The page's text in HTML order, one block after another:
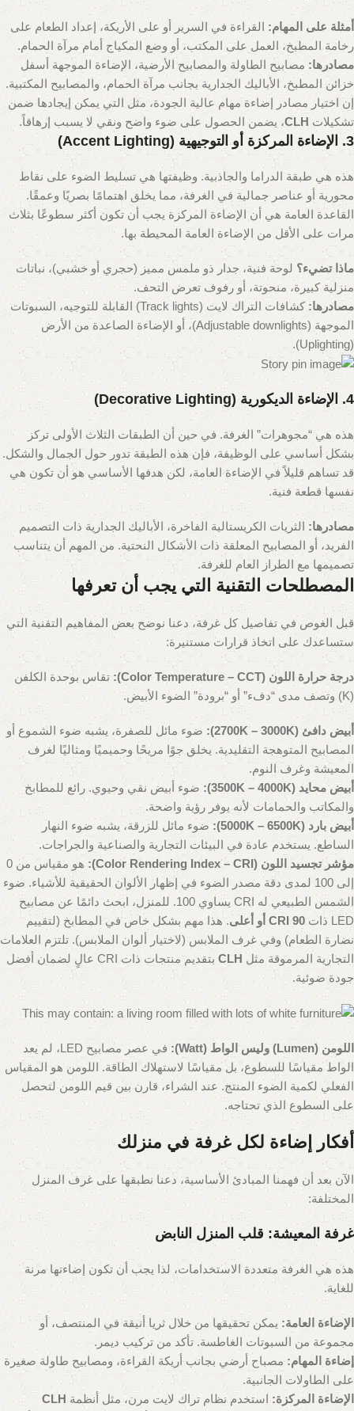
أمثلة على المهام: القراءة في السرير أو على الأريكة، إعداد الطعام على
رخامة المطبخ، العمل على المكتب، أو وضع المكياج أمام مرآة الحمام.
مصادرها: مصابيح الطاولة والمصابيح الأرضية، الإضاءة الموجهة أسفل
خزائن المطبخ، الأباليك الجدارية بجانب مرآة الحمام، والمصابيح المكتبية.
إن اختيار مصادر إضاءة مهام عالية الجودة، مثل التي يمكن إيجادها ضمن
تشكيلات CLH، يضمن الحصول على ضوء واضح ونقي لا يسبب إرهاقاً.
3. الإضاءة المركزة أو التوجيهية (Accent Lighting)
هذه هي طبقة الدراما والجاذبية. وظيفتها هي تسليط الضوء على نقاط
محورية أو عناصر جمالية في الغرفة، مما يخلق اهتمامًا بصريًا وعمقًا.
القاعدة العامة هي أن الإضاءة المركزة يجب أن تكون أكثر سطوعًا بثلاث
مرات على الأقل من الإضاءة العامة المحيطة بها.
ماذا تضيء؟ لوحة فنية، جدار ذو ملمس مميز (حجري أو خشبي)، نباتات
منزلية كبيرة، منحوتة، أو رفوف تعرض التحف.
مصادرها:
كشافات التراك لايت (Track lights) القابلة للتوجيه، السبوتات
الموجهة (Adjustable downlights)، أو الإضاءة الصاعدة من الأرض
(Uplighting).
4. الإضاءة الديكورية (Decorative Lighting)
هذه هي “مجوهرات” الغرفة. في حين أن الطبقات الثلاث الأولى تركز
بشكل أساسي على الوظيفة، فإن هذه الطبقة تدور حول الجمال والشكل.
قد تساهم قليلاً في الإضاءة العامة، لكن هدفها الأساسي هو أن تكون هي
نفسها قطعة فنية.
مصادرها: الثريات الكريستالية الفاخرة، الأباليك الجدارية ذات التصميم
الفريد، أو المصابيح المعلقة ذات الأشكال النحتية. من المهم أن يتناسب
تصميمها مع الطراز العام للغرفة.
المصطلحات التقنية التي يجب أن تعرفها
قبل الغوص في تفاصيل كل غرفة، دعنا نوضح بعض المفاهيم التقنية التي
ستساعدك على اتخاذ قرارات مستنيرة:
درجة حرارة اللون (Color Temperature – CCT):
تقاس بوحدة الكلفن
(K) وتصف مدى “دفء” أو “برودة” الضوء الأبيض.
أبيض دافئ (2700K – 3000K):
ضوء مائل للصفرة، يشبه ضوء الشموع أو
المصابيح المتوهجة التقليدية. يخلق جوًا مريحًا وحميميًا ومثاليًا لغرف
المعيشة وغرف النوم.
أبيض محايد (3500K – 4000K):
ضوء أبيض نقي وحيوي. رائع للمطابخ
والمكاتب والحمامات لأنه يوفر رؤية واضحة.
أبيض بارد (5000K – 6500K):
ضوء مائل للزرقة، يشبه ضوء النهار
الساطع. يستخدم عادة في البيئات التجارية والصناعية والجراجات.
مؤشر تجسيد اللون (Color Rendering Index – CRI):
هو مقياس من 0
إلى 100 لمدى دقة مصدر الضوء في إظهار الألوان الحقيقية للأشياء. ضوء
الشمس الطبيعي له CRI يساوي 100. للمنزل، ابحث دائمًا عن مصابيح
LED ذات
CRI 90 أو أعلى
. هذا مهم بشكل خاص في المطابخ (لتقييم
نضارة الطعام) وفي غرف الملابس (لاختيار ألوان الملابس). تلتزم العلامات
التجارية المرموقة مثل CLH
بتقديم منتجات ذات CRI عالٍ لضمان أفضل
جودة ضوئية.
اللومن (Lumen) وليس الواط (Watt):
في عصر مصابيح LED، لم يعد
الواط مقياسًا للسطوع، بل مقياسًا لاستهلاك الطاقة. اللومن هو المقياس
الفعلي لكمية الضوء المنتج. عند الشراء، قارن بين قيم اللومن لتحصل
على السطوع الذي تحتاجه.
أفكار إضاءة لكل غرفة في منزلك
الآن بعد أن فهمنا المبادئ الأساسية، دعنا نطبقها على غرف المنزل
المختلفة:
غرفة المعيشة: قلب المنزل النابض
هذه هي الغرفة متعددة الاستخدامات، لذا يجب أن تكون إضاءتها مرنة
للغاية.
الإضاءة العامة: يمكن تحقيقها من خلال ثريا أنيقة في المنتصف، أو
مجموعة من السبوتات الغاطسة. تأكد من تركيب ديمر.
إضاءة المهام: مصباح أرضي بجانب أريكة القراءة، ومصابيح طاولة صغيرة
على الطاولات الجانبية.
الإضاءة المركزة: استخدم نظام تراك لايت مرن، مثل أنظمة CLH